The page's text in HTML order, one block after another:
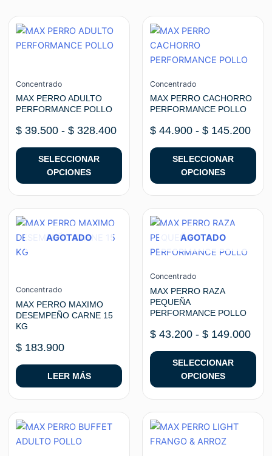
Concentrado
MAX PERRO ADULTO
PERFORMANCE POLLO
$ 39.500 - $ 328.400
precios:
$ 39.500
$ 328.400
SELECCIONAR
OPCIONES
Este
producto
tiene
variantes.
Las
opciones
se
elegir
la
página
de
producto
Concentrado
MAX PERRO CACHORRO
PERFORMANCE POLLO
$ 44.900 - $ 145.200
SELECCIONAR
OPCIONES
Este
producto
tiene
múltiples
variantes.
Las
opciones
se
elegir
la
página
de
producto
AGOTADO
Concentrado
MAX PERRO MAXIMO
DESEMPEÑO CARNE 15
KG
$ 183.900
LEER MÁS
AGOTADO
Concentrado
MAX PERRO RAZA
PEQUEÑA
PERFORMANCE POLLO
$ 43.200 - $ 149.000
SELECCIONAR
OPCIONES
Este
variantes.
Las
opciones
se
pueden
página
producto
precios:
Este
producto
tiene
Este
producto
tiene